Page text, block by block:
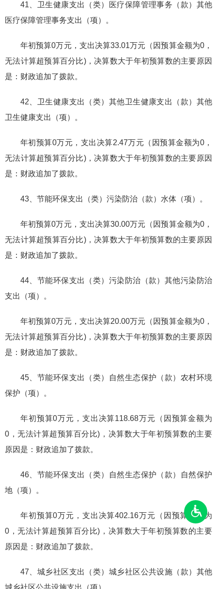
41、卫生健康支出（类）医疗保障管理事务（款）其他
医疗保障管理事务支出（项）。
年初预算0万元，支出决算33.01万元（因预算金额为0，
无法计算超预算百分比)，决算数大于年初预算数的主要原因
是：财政追加了拨款。
42、卫生健康支出（类）其他卫生健康支出（款）其他
卫生健康支出（项）。
年初预算0万元，支出决算2.47万元（因预算金额为0，
无法计算超预算百分比)，决算数大于年初预算数的主要原因
是：财政追加了拨款。
43、节能环保支出（类）污染防治（款）水体（项）。
年初预算0万元，支出决算30.00万元（因预算金额为0，
无法计算超预算百分比)，决算数大于年初预算数的主要原因
是：财政追加了拨款。
44、节能环保支出（类）污染防治（款）其他污染防治
支出（项）。
年初预算0万元，支出决算20.00万元（因预算金额为0，
无法计算超预算百分比)，决算数大于年初预算数的主要原因
是：财政追加了拨款。
45、节能环保支出（类）自然生态保护（款）农村环境
保护（项）。
年初预算0万元，支出决算118.68万元（因预算金额为
0，无法计算超预算百分比)，决算数大于年初预算数的主要
原因是：财政追加了拨款。
46、节能环保支出（类）自然生态保护（款）自然保护
地（项）。
年初预算0万元，支出决算402.16万元（因预算金额为
0，无法计算超预算百分比)，决算数大于年初预算数的主要
原因是：财政追加了拨款。
47、城乡社区支出（类）城乡社区公共设施（款）其他